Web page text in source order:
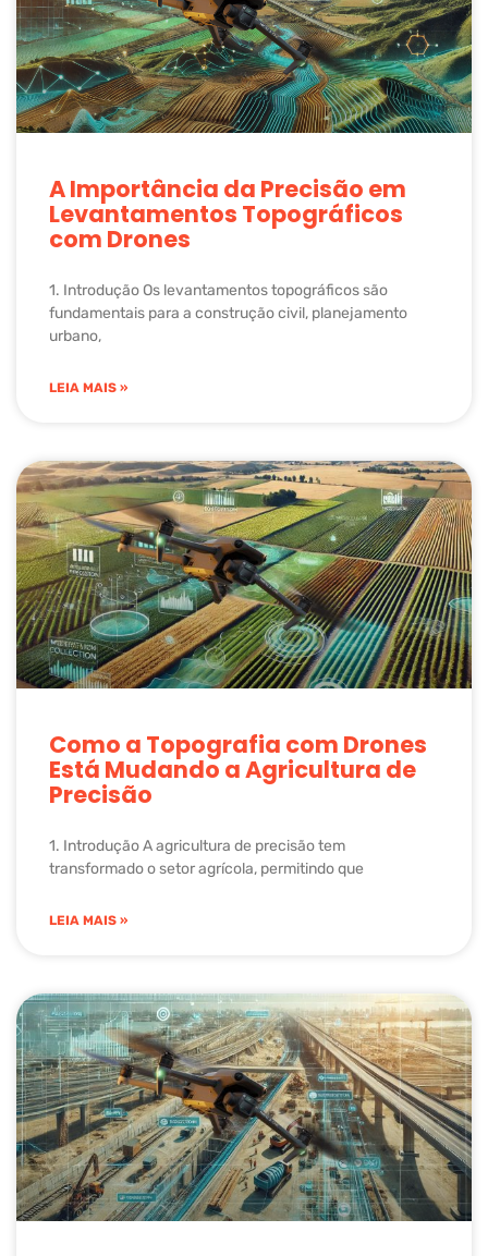
A Importância da Precisão em
Levantamentos Topográficos
com Drones
1. Introdução Os levantamentos topográficos são
fundamentais para a construção civil, planejamento
urbano,
LEIA MAIS »
Como a Topografia com Drones
Está Mudando a Agricultura de
Precisão
1. Introdução A agricultura de precisão tem
transformado o setor agrícola, permitindo que
LEIA MAIS »